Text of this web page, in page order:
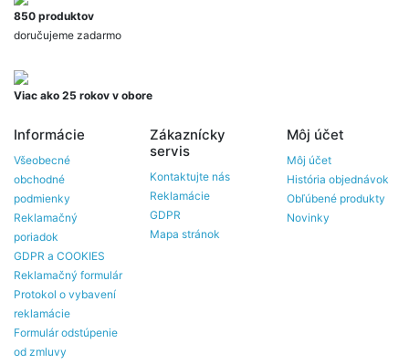
850 produktov
doručujeme zadarmo
Viac ako 25 rokov v obore
Informácie
Všeobecné
obchodné
podmienky
Reklamačný
poriadok
GDPR a COOKIES
Reklamačný formulár
Protokol o vybavení
reklamácie
Formulár odstúpenie
od zmluvy
Zákaznícky
servis
Kontaktujte nás
Reklamácie
GDPR
Mapa stránok
Môj účet
Môj účet
História objednávok
Obľúbené produkty
Novinky